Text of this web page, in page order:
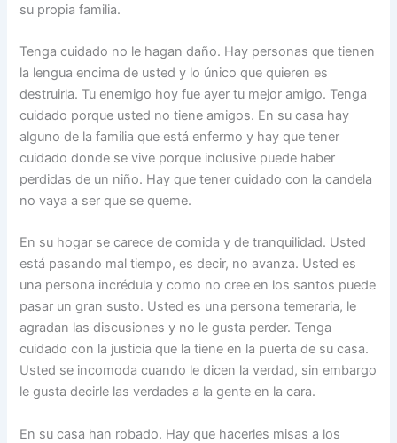
su propia familia.
Tenga cuidado no le hagan daño. Hay personas que tienen
la lengua encima de usted y lo único que quieren es
destruirla. Tu enemigo hoy fue ayer tu mejor amigo. Tenga
cuidado porque usted no tiene amigos. En su casa hay
alguno de la familia que está enfermo y hay que tener
cuidado donde se vive porque inclusive puede haber
perdidas de un niño. Hay que tener cuidado con la candela
no vaya a ser que se queme.
En su hogar se carece de comida y de tranquilidad. Usted
está pasando mal tiempo, es decir, no avanza. Usted es
una persona incrédula y como no cree en los santos puede
pasar un gran susto. Usted es una persona temeraria, le
agradan las discusiones y no le gusta perder. Tenga
cuidado con la justicia que la tiene en la puerta de su casa.
Usted se incomoda cuando le dicen la verdad, sin embargo
le gusta decirle las verdades a la gente en la cara.
En su casa han robado. Hay que hacerles misas a los